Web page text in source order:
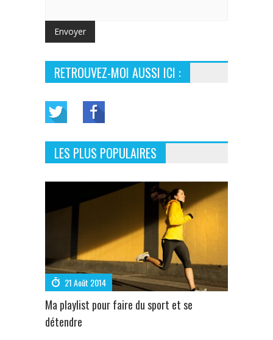
RETROUVEZ-MOI AUSSI ICI :
LES PLUS POPULAIRES
21 Août 2014
Ma playlist pour faire du sport et se
détendre